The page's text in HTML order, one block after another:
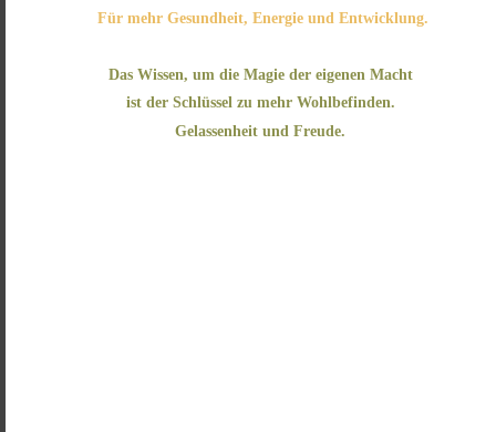
Für mehr Gesundheit, Energie und Entwicklung.
Das Wissen, um die Magie der eigenen Macht
ist der Schlüssel zu mehr Wohlbefinden.
Gelassenheit und Freude.